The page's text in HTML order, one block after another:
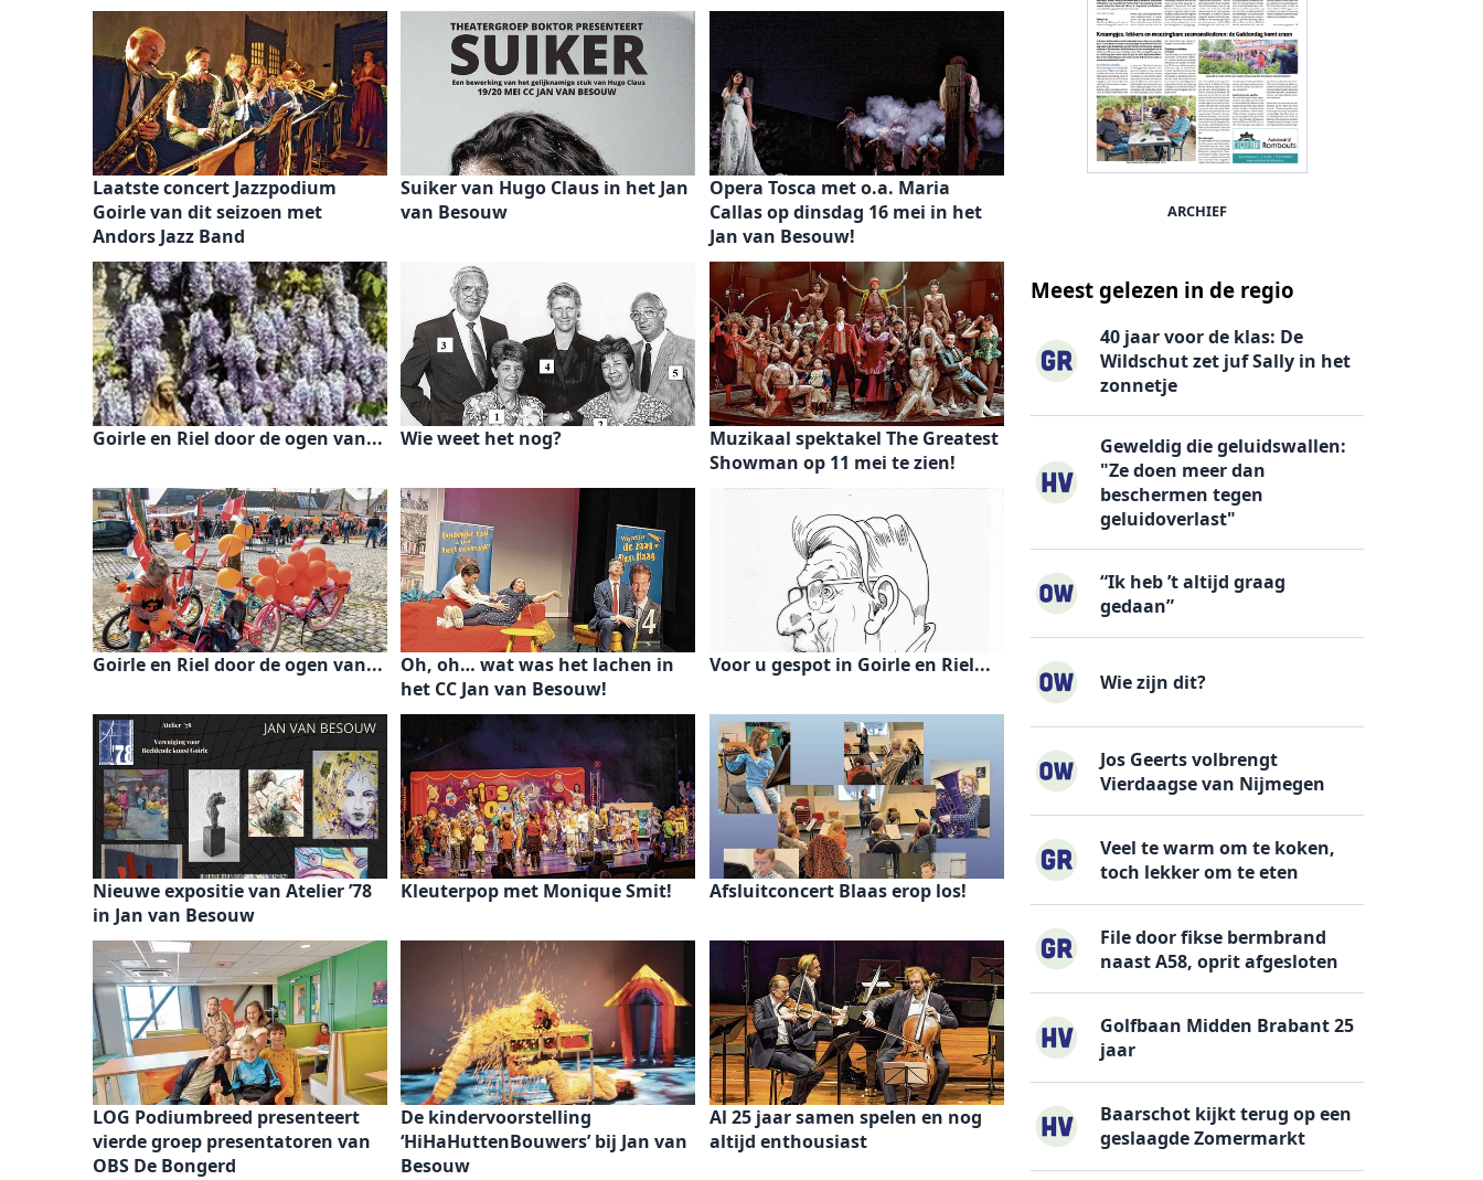
Laatste concert Jazzpodium
Goirle van dit seizoen met
Andors Jazz Band
Suiker van Hugo Claus in het Jan
van Besouw
Opera Tosca met o.a. Maria
Callas op dinsdag 16 mei in het
Jan van Besouw!
Goirle en Riel door de ogen van... Wie weet het nog?
Muzikaal spektakel The Greatest
Showman op 11 mei te zien!
Goirle en Riel door de ogen van...
Oh, oh… wat was het lachen in
het CC Jan van Besouw!
Voor u gespot in Goirle en Riel...
Nieuwe expositie van Atelier ’78
in Jan van Besouw
Kleuterpop met Monique Smit! Afsluitconcert Blaas erop los!
LOG Podiumbreed presenteert
vierde groep presentatoren van
OBS De Bongerd
De kindervoorstelling
‘HiHaHuttenBouwers’ bij Jan van
Besouw
Al 25 jaar samen spelen en nog
altijd enthousiast
ARCHIEF
Meest gelezen in de regio
40 jaar voor de klas: De
Wildschut zet juf Sally in het
zonnetje
Geweldig die geluidswallen:
"Ze doen meer dan
beschermen tegen
geluidoverlast"
“Ik heb ’t altijd graag
gedaan”
Wie zijn dit?
Jos Geerts volbrengt
Vierdaagse van Nijmegen
Veel te warm om te koken,
toch lekker om te eten
File door fikse bermbrand
naast A58, oprit afgesloten
Golfbaan Midden Brabant 25
jaar
Baarschot kijkt terug op een
geslaagde Zomermarkt